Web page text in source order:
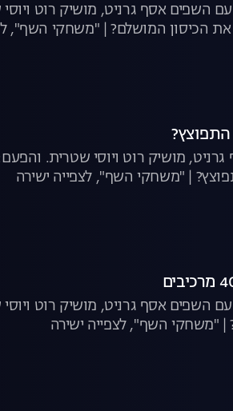
עם השפים אסף גרניט, מושיק רוט
את הכיסון המושלם? | "משחקי השף",
מושיק רוט ויוסי שטרית.
| "משחקי השף", לצפייה ישירה
| "משחקי השף", לצפייה ישירה